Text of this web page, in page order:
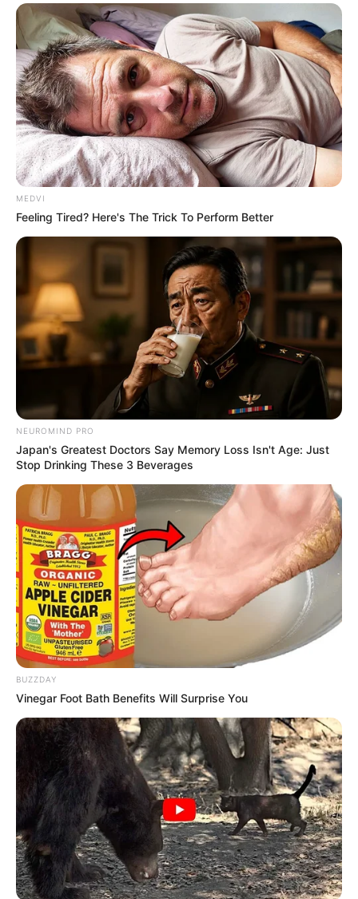
MEDVI
Feeling Tired? Here's The Trick To Perform Better
NEUROMIND PRO
Japan's Greatest Doctors Say Memory Loss Isn't Age: Just
Stop Drinking These 3 Beverages
BUZZDAY
Vinegar Foot Bath Benefits Will Surprise You